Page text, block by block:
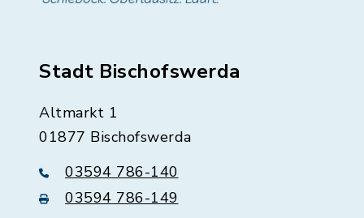
Stadt Bischofswerda
Altmarkt 1
01877 Bischofswerda
03594 786-140
03594 786-149